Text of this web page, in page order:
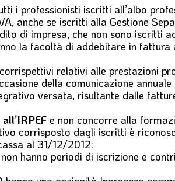
i professionisti iscritti all’albo
anche se iscritti alla Gestione
di impresa, che non sono iscritti
la facoltà di addebitare in
relativi alle prestazioni
della comunicazione
versata, risultante dalle
e non concorre alla
corrisposto dagli iscritti è
al 31/12/2012:
hanno periodi di iscrizione e